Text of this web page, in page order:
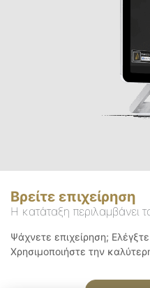
Βρείτε επιχείρηση
Η κατάταξη περιλαμβάνει
Ψάχνετε επιχείρηση;
Χρησιμοποιήστε την